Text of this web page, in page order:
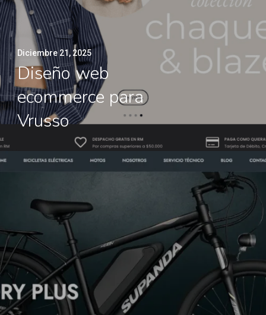
Diciembre 21, 2025
Diseño web
ecommerce para
Vrusso